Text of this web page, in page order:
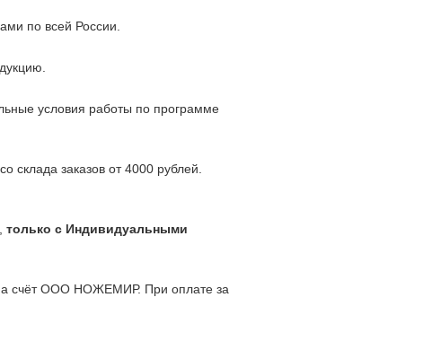
по всей России.
условия работы по программе
склада заказов от 4000 рублей.
только с Индивидуальными
на счёт ООО НОЖЕМИР. При оплате за